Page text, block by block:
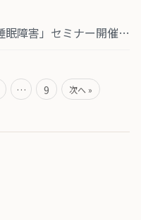
【開催レポート】「発達障害と睡眠障害」セミナー開催のご報告
… 9 次へ »